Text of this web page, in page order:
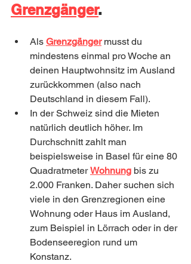
Grenzgänger.
Als Grenzgänger musst du
mindestens einmal pro Woche an
deinen Hauptwohnsitz im Ausland
zurückkommen (also nach
Deutschland in diesem Fall).
In der Schweiz sind die Mieten
natürlich deutlich höher. Im
Durchschnitt zahlt man
beispielsweise in Basel für eine 80
Quadratmeter Wohnung bis zu
2.000 Franken. Daher suchen sich
viele in den Grenzregionen eine
Wohnung oder Haus im Ausland,
zum Beispiel in Lörrach oder in der
Bodenseeregion rund um
Konstanz.